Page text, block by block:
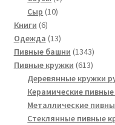
Сыр 1010
Книги 66
товаров
Одежда 1313
товаров
Пивные башни 13431343
товара
Пивные кружки 613613
Деревянные кружки
Керамические
Металлические
Стеклянные пивные